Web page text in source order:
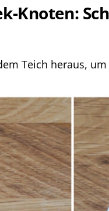
Knoten:
Teich heraus,